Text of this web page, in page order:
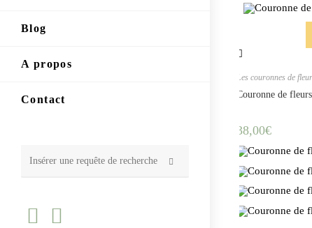
Blog
A propos
Contact
site
Les couronnes de
Couronne de
38,00€